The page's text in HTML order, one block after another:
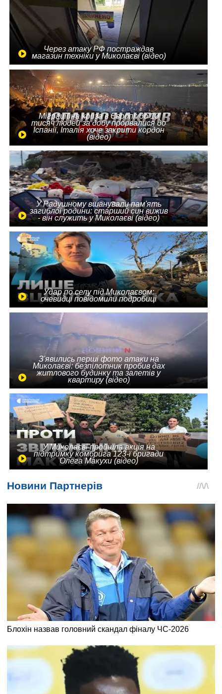
Через атаку РФ постраждав
магазин техніки у Миколаєві (відео)
Міграційна криза в Європі: до 10
тисяч людей за добу прорвалися до
Іспанії, Італія хоче закрити кордон
(відео)
У Радушному вшанували пам'ять
загиблої родини: старший син вижив
- він служить у Миколаєві (відео)
Удар по селу під Миколаєвом:
очевидці повідомили подробиці
З'явились перші фото атаки на
Миколаєві: безпілотник пробив дах
житлового будинку та залетів у
квартиру (відео)
У Миколаєві пройшла акція на
підтримку комбрига 123-ї бригади
Олега Макухи (відео)